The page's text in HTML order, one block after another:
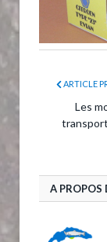
ARTICLE
Les
transport
A PROPOS